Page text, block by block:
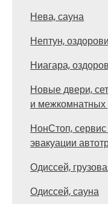
Нева, сауна
Нептун,
Ниагара,
Новые двери,
и межкомнатных
НонСтоп, сервис
эвакуации
Одиссей,
Одиссей, сауна